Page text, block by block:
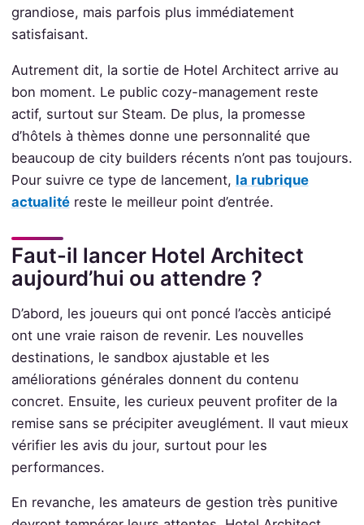
grandiose, mais parfois plus immédiatement
satisfaisant.
Autrement dit, la sortie de Hotel Architect arrive au
bon moment. Le public cozy-management reste
actif, surtout sur Steam. De plus, la promesse
d’hôtels à thèmes donne une personnalité que
beaucoup de city builders récents n’ont pas toujours.
Pour suivre ce type de lancement, la rubrique
actualitéreste le meilleur point d’entrée.
Faut-il lancer Hotel Architect
aujourd’hui ou attendre ?
D’abord, les joueurs qui ont poncé l’accès anticipé
ont une vraie raison de revenir. Les nouvelles
destinations, le sandbox ajustable et les
améliorations générales donnent du contenu
concret. Ensuite, les curieux peuvent profiter de la
remise sans se précipiter aveuglément. Il vaut mieux
vérifier les avis du jour, surtout pour les
performances.
En revanche, les amateurs de gestion très punitive